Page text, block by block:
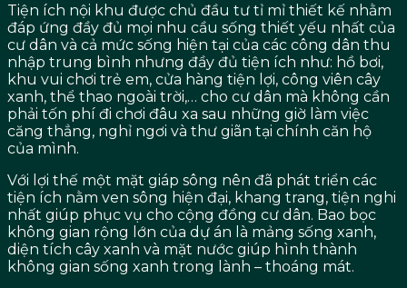
Tiện ích nội khu được chủ đầu tư tỉ mỉ thiết kế nhằm
đáp ứng đầy đủ mọi nhu cầu sống thiết yếu nhất của
cư dân và cả mức sống hiện tại của các công dân thu
nhập trung bình nhưng đầy đủ tiện ích như: hồ bơi,
khu vui chơi trẻ em, cửa hàng tiện lợi, công viên cây
xanh, thể thao ngoài trời,… cho cư dân mà không cần
phải tốn phí đi chơi đâu xa sau những giờ làm việc
căng thẳng, nghỉ ngơi và thư giãn tại chính căn hộ
của mình.
Với lợi thế một mặt giáp sông nên đã phát triển các
tiện ích nằm ven sông hiện đại, khang trang, tiện nghi
nhất giúp phục vụ cho cộng đồng cư dân. Bao bọc
không gian rộng lớn của dự án là mảng sống xanh,
diện tích cây xanh và mặt nước giúp hình thành
không gian sống xanh trong lành – thoáng mát.